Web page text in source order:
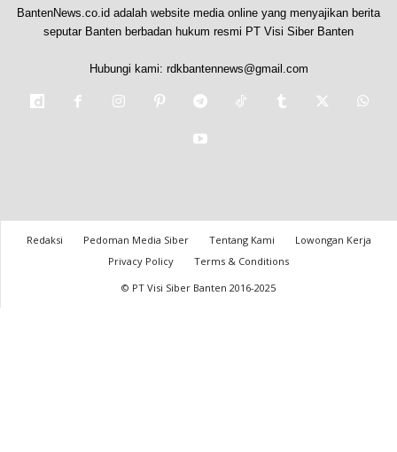
BantenNews.co.id adalah website media online yang menyajikan berita
seputar Banten berbadan hukum resmi PT Visi Siber Banten
Hubungi kami: rdkbantennews@gmail.com
Redaksi Pedoman Media Siber Tentang Kami
Lowongan Kerja
Privacy Policy
Terms & Conditions
© PT Visi Siber Banten 2016-2025